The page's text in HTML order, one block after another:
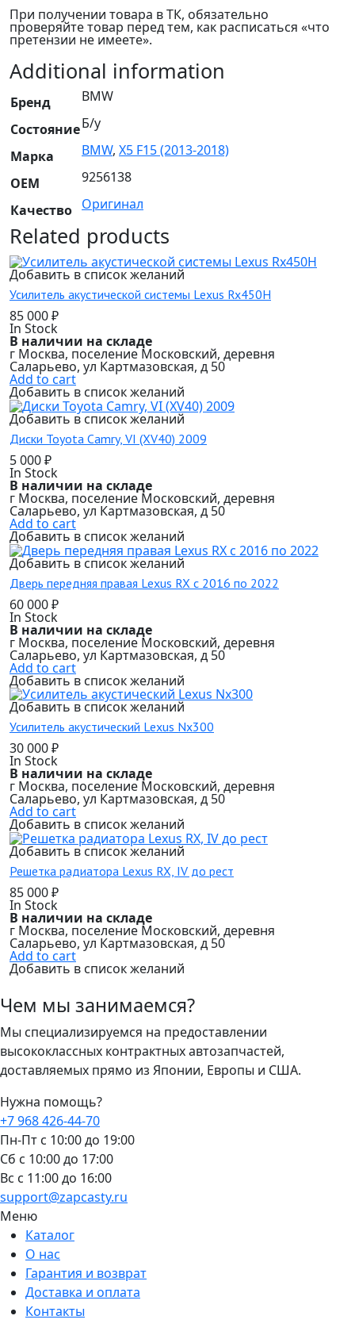
При получении товара в ТК, обязательно
проверяйте товар перед тем, как расписаться «что
претензии не имеете».
Additional information
Бренд
BMW
СостояниеБ/у
Марка
BMW, X5 F15 (2013-2018)
OEM
9256138
Качество Оригинал
Related products
Добавить в список желаний
Усилитель акустической системы Lexus Rx450H
85 000₽
In Stock
В наличии на складе
г Москва, поселение Московский, деревня
Саларьево, ул Картмазовская, д 50
Add to cart
Добавить в список желаний
Добавить в список желаний
Диски Toyota Camry, VI (XV40) 2009
5 000₽
In Stock
В наличии на складе
г Москва, поселение Московский, деревня
Саларьево, ул Картмазовская, д 50
Add to cart
Добавить в список желаний
Добавить в список желаний
Дверь передняя правая Lexus RX c 2016 по 2022
60 000₽
In Stock
В наличии на складе
г Москва, поселение Московский, деревня
Саларьево, ул Картмазовская, д 50
Add to cart
Добавить в список желаний
Добавить в список желаний
Усилитель акустический Lexus Nx300
30 000₽
In Stock
В наличии на складе
г Москва, поселение Московский, деревня
Саларьево, ул Картмазовская, д 50
Add to cart
Добавить в список желаний
Добавить в список желаний
Решетка радиатора Lexus RX, IV до рест
85 000₽
In Stock
В наличии на складе
г Москва, поселение Московский, деревня
Саларьево, ул Картмазовская, д 50
Add to cart
Добавить в список желаний
Чем мы занимаемся?
Мы специализируемся на предоставлении
высококлассных контрактных автозапчастей,
доставляемых прямо из Японии, Европы и США.
Нужна помощь?
+7 968 426-44-70
Пн-Пт с 10:00 до 19:00
Сб с 10:00 до 17:00
Вс c 11:00 до 16:00
support@zapcasty.ru
Меню
Каталог
О нас
Гарантия и возврат
Доставка и оплата
Контакты